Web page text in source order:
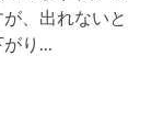
、出れないと
がり…